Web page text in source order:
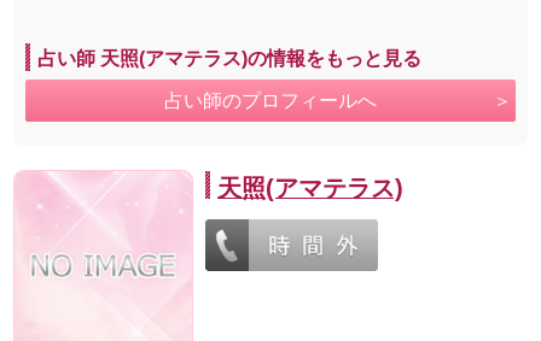
占い師 天照(アマテラス)の情報をもっと見る
占い師のプロフィールへ
天照(アマテラス)